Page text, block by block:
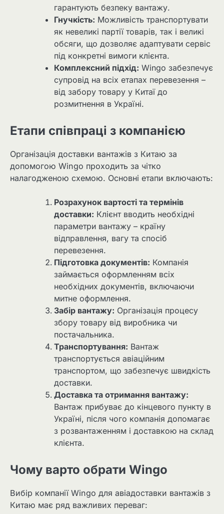
гарантують безпеку вантажу.
Гнучкість: Можливість транспортувати
як невеликі партії товарів, так і великі
обсяги, що дозволяє адаптувати сервіс
під конкретні вимоги клієнта.
Комплексний підхід: Wingo забезпечує
супровід на всіх етапах перевезення –
від забору товару у Китаї до
розмитнення в Україні.
Етапи співпраці з компанією
Організація доставки вантажів з Китаю за
допомогою Wingo проходить за чітко
налагодженою схемою. Основні етапи включають:
Розрахунок вартості та термінів
доставки: Клієнт вводить необхідні
параметри вантажу – країну
відправлення, вагу та спосіб
перевезення.
Підготовка документів: Компанія
займається оформленням всіх
необхідних документів, включаючи
митне оформлення.
Забір вантажу: Організація процесу
збору товару від виробника чи
постачальника.
Транспортування: Вантаж
транспортується авіаційним
транспортом, що забезпечує швидкість
доставки.
Доставка та отримання вантажу:
Вантаж прибуває до кінцевого пункту в
Україні, після чого компанія допомагає
з розвантаженням і доставкою на склад
клієнта.
Чому варто обрати Wingo
Вибір компанії Wingo для авіадоставки вантажів з
Китаю має ряд важливих переваг: